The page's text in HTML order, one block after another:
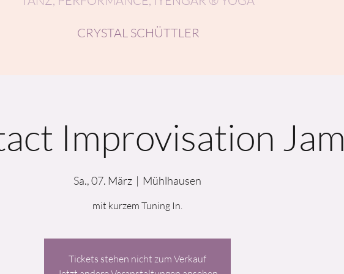
Improvisation Jam
Sa., 07. März
  |
Mühlhausen
mit kurzem Tuning In.
Tickets stehen nicht zum Verkauf
CRYSTAL SCHÜTTLER